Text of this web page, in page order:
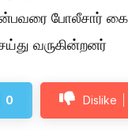
போலீசார்
வருகின்றனர்
0 Dislike